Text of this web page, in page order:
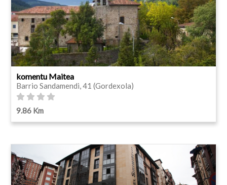
komentu Maitea
Barrio Sandamendi, 41 (Gordexola)
9.86 Km